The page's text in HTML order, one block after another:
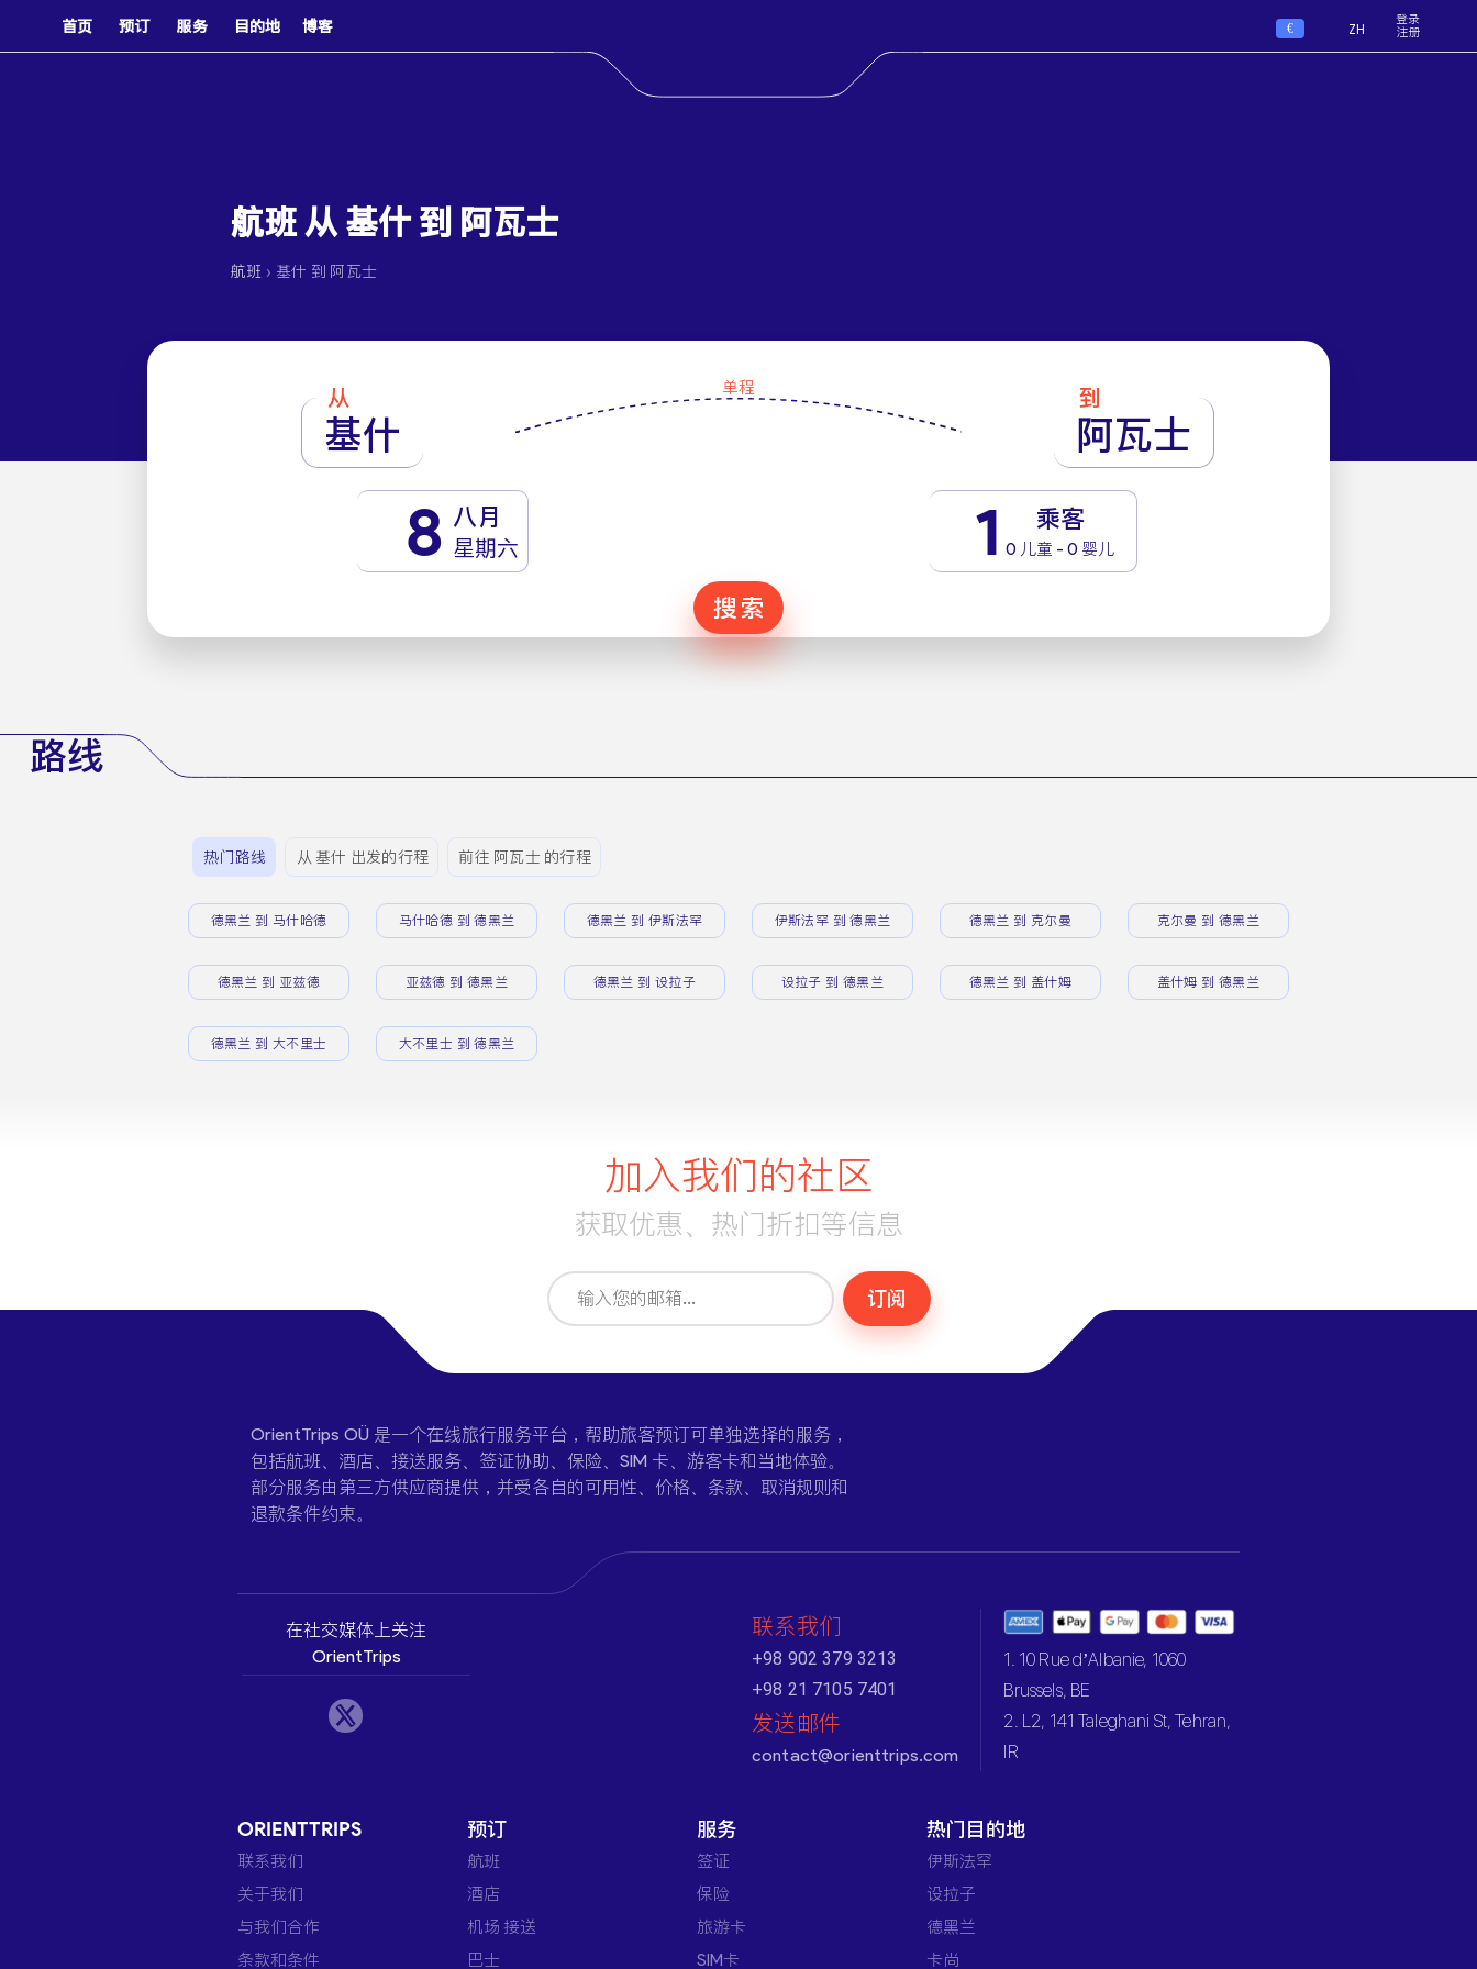
首页 预订 服务 目的地 博客 € ZH
登录
注册
航班 从 基什 到 阿瓦士
航班 › 基什 到 阿瓦士
从
基什
单程 到
阿瓦士
8 八月
星期六 1 乘客
0 儿童 - 0 婴儿
搜索
路线
热门路线 从 基什 出发的行程 前往 阿瓦士 的行程
德黑兰 到 马什哈德 马什哈德 到 德黑兰 德黑兰 到 伊斯法罕 伊斯法罕 到 德黑兰 德黑兰 到 克尔曼 克尔曼 到 德黑兰
德黑兰 到 亚兹德 亚兹德 到 德黑兰 德黑兰 到 设拉子 设拉子 到 德黑兰 德黑兰 到 盖什姆 盖什姆 到 德黑兰
德黑兰 到 大不里士 大不里士 到 德黑兰
加入我们的社区
获取优惠、热门折扣等信息
订阅
OrientTrips OÜ 是一个在线旅行服务平台，帮助旅客预订可单独选择的服务，
包括航班、酒店、接送服务、签证协助、保险、SIM 卡、游客卡和当地体验。
部分服务由第三方供应商提供，并受各自的可用性、价格、条款、取消规则和
退款条件约束。
在社交媒体上关注
OrientTrips
联系我们
+98 902 379 3213
+98 21 7105 7401
发送邮件
contact@orienttrips.com
1. 10 Rue d’Albanie, 1060
Brussels, BE
2. L2, 141 Taleghani St, Tehran,
IR
ORIENTTRIPS
联系我们
关于我们
与我们合作
条款和条件
预订
航班
酒店
机场 接送
巴士
服务
签证
保险
旅游卡
SIM卡
热门目的地
伊斯法罕
设拉子
德黑兰
卡尚